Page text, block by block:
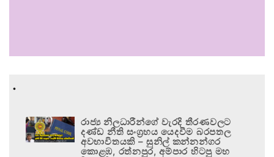
.
රාජ්‍ය නිලධාරීන්ගේ වැරදි තීරණවලට
දණ්ඩ නීති සංග්‍රහය යෙදවීම බරපතල
අවභාවිතයකි – සුනිල් කන්නන්ගර
කොළඹ, රත්නපුර, අම්පාර හිටපු මහ